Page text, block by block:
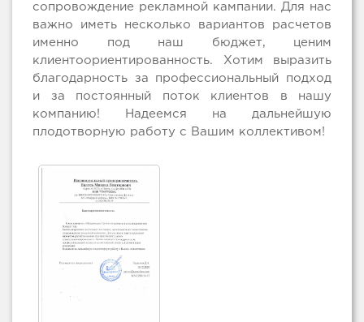
сопровождение рекламной кампании. Для нас
важно иметь несколько вариантов расчетов
именно под наш бюджет, ценим
клиентоориентированность. Хотим выразить
благодарность за профессиональный подход
и за постоянный поток клиентов в нашу
компанию! Надеемся на дальнейшую
плодотворную работу с Вашим коллективом!